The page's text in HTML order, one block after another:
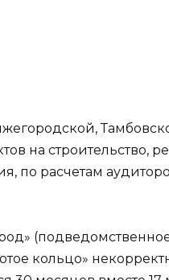
на строительство,
по расчетам
кольцо»